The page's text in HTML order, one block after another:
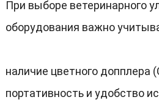
При выборе ветеринарного
оборудования важно
наличие цветного допплера (
портативность и удобство